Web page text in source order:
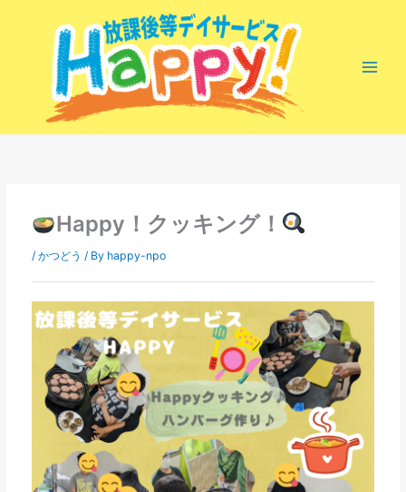
Happy！クッキング！
/ かつどう / By happy-npo